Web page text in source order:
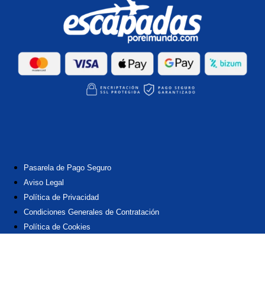
Varadero:Las Mejores Playas de Cuba
Punta Cana: Lujo, Relax y el Mejor Todo Incluido del Caribe
Samaná: El Paraíso Secreto y Natural de República Dominicana
Pasarela de Pago Seguro
Aviso Legal
Política de Privacidad
Condiciones Generales de Contratación
Política de Cookies